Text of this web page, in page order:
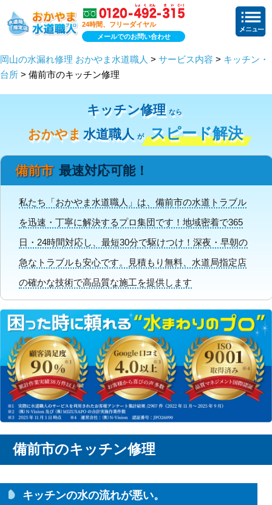
24時間、フリーダイヤル
メールでのお問い合わせ
岡山の水漏れ修理 おかやま水道職人 > サービス内容 > キッチン・
台所 > 備前市のキッチン修理
キッチン修理 なら
おかやま 水道職人 が スピード解決
備前市 最速対応可能！
私たち「おかやま水道職人」は、備前市の水道トラブル
を迅速・丁寧に解決するプロ集団です！地域密着で365
日・24時間対応し、最短30分で駆けつけ！深夜・早朝の
急なトラブルも安心です。見積もり無料、水道局指定店
の確かな技術で高品質な施工を提供します
備前市のキッチン修理
キッチンの水の流れが悪い。